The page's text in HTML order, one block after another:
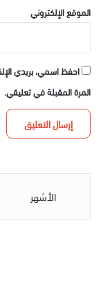
الموقع الإلكتروني
احفظ اسمي، بريدي
المرة المقبلة في تعليقي.
الأشهر